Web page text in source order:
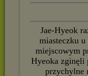
Jae-Hyeok
miasteczku
miejscowym
Hyeoka zginęli
przychylne